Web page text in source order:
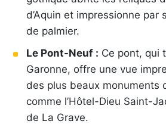
d’Aquin et impressionne par
de palmier.
Le Pont-Neuf : Ce pont, qui
Garonne, offre une vue
des plus beaux monuments
comme l’Hôtel-Dieu Saint-
de La Grave.